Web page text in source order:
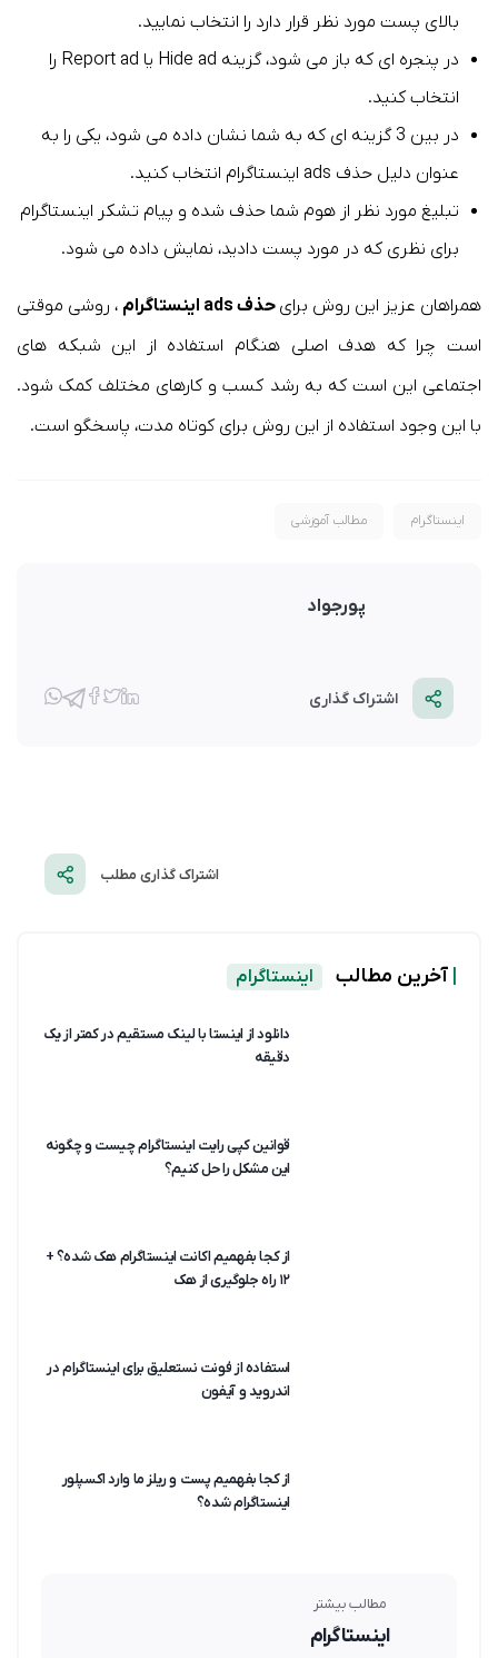
بالای پست مورد نظر قرار دارد را انتخاب نمایید.
در پنجره ای که باز می شود، گزینه Hide ad یا Report ad را
انتخاب کنید.
در بین 3 گزینه ای که به شما نشان داده می شود، یکی را به
عنوان دلیل حذف ads اینستاگرام انتخاب کنید.
تبلیغ مورد نظر از هوم شما حذف شده و پیام تشکر اینستاگرام
برای نظری که در مورد پست دادید، نمایش داده می شود.
همراهان عزیز این روش برای حذف ads اینستاگرام
، روشی موقتی
است چرا که هدف اصلی هنگام استفاده از این شبکه های
اجتماعی این است که به رشد کسب و کارهای مختلف کمک شود.
با این وجود استفاده از این روش برای کوتاه مدت، پاسخگو است.
اینستاگرام مطالب آموزشی
پورجواد
اشتراک گذاری
اشتراک گذاری مطلب
آخرین مطالب اینستاگرام
دانلود از اینستا با لینک مستقیم در کمتر از یک
دقیقه
قوانین کپی رایت اینستاگرام چیست و چگونه
این مشکل را حل کنیم؟
از کجا بفهمیم اکانت اینستاگرام هک شده؟ +
۱۲ راه جلوگیری از هک
استفاده از فونت نستعلیق برای اینستاگرام در
اندروید و آیفون
از کجا بفهمیم پست و ریلز ما وارد اکسپلور
اینستاگرام شده؟
مطالب بیشتر
اینستاگرام